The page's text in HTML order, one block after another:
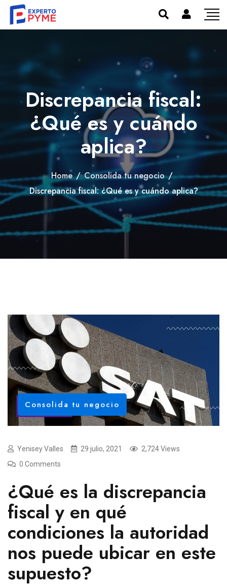
Discrepancia fiscal:
¿Qué es y cuándo
aplica?
Home / Consolida tu negocio /
Discrepancia fiscal: ¿Qué es y cuándo aplica?
Consolida tu negocio
Yenisey Valles 29 julio, 2021
2,724 Views
0 Comments
¿Qué es la discrepancia
fiscal y en qué
condiciones la autoridad
nos puede ubicar en este
supuesto?